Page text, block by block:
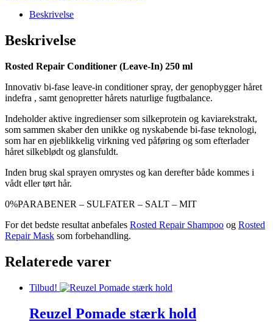
Beskrivelse
Beskrivelse
Rosted Repair Conditioner (Leave-In) 250 ml
Innovativ bi-fase leave-in conditioner spray, der genopbygger håret
indefra , samt genopretter hårets naturlige fugtbalance.
Indeholder aktive ingredienser som silkeprotein og kaviarekstrakt,
som sammen skaber den unikke og nyskabende bi-fase teknologi,
som har en øjeblikkelig virkning ved påføring og som efterlader
håret silkeblødt og glansfuldt.
Inden brug skal sprayen omrystes og kan derefter både kommes i
vådt eller tørt hår.
0%PARABENER – SULFATER – SALT – MIT
For det bedste resultat anbefales Rosted Repair Shampoo og Rosted
Repair Mask som forbehandling.
Relaterede varer
Tilbud!
Reuzel Pomade stærk hold